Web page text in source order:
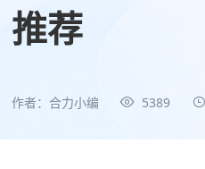
推荐
作者：合力小编 5389